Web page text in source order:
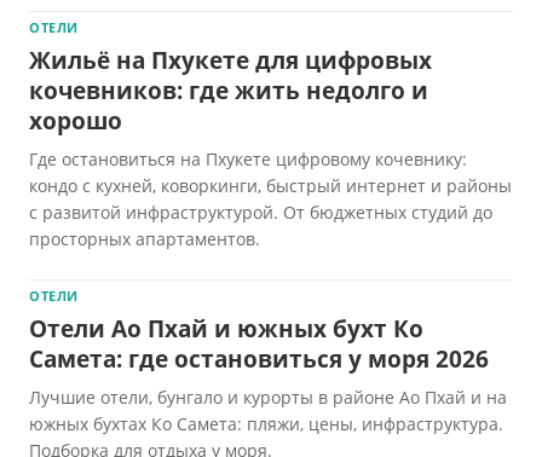
ОТЕЛИ
Жильё на Пхукете для цифровых
кочевников: где жить недолго и
хорошо
Где остановиться на Пхукете цифровому кочевнику:
кондо с кухней, коворкинги, быстрый интернет и районы
с развитой инфраструктурой. От бюджетных студий до
просторных апартаментов.
ОТЕЛИ
Отели Ао Пхай и южных бухт Ко
Самета: где остановиться у моря 2026
Лучшие отели, бунгало и курорты в районе Ао Пхай и на
южных бухтах Ко Самета: пляжи, цены, инфраструктура.
Подборка для отдыха у моря.